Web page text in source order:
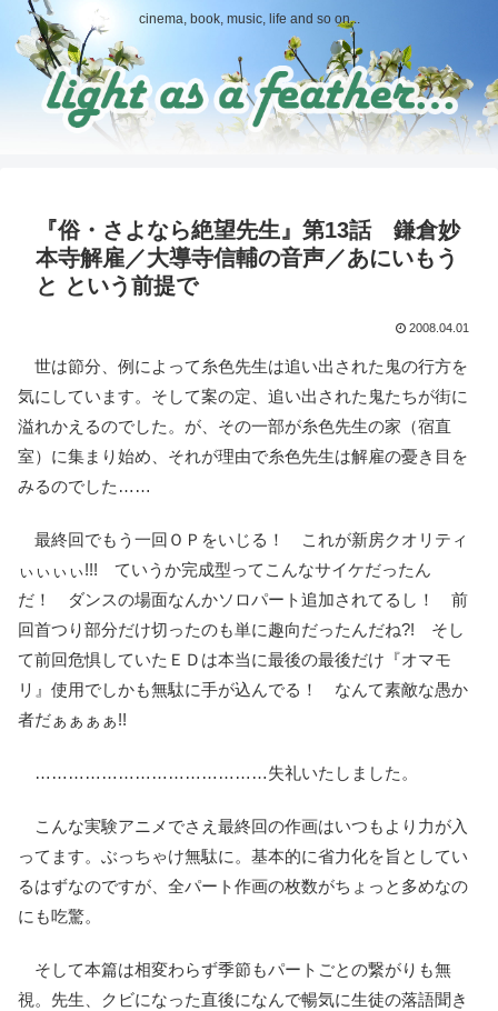
cinema, book, music, life and so on...
『俗・さよなら絶望先生』第13話 鎌倉妙
本寺解雇／大導寺信輔の音声／あにいもう
と という前提で
2008.04.01
世は節分、例によって糸色先生は追い出された鬼の行方を
気にしています。そして案の定、追い出された鬼たちが街に
溢れかえるのでした。が、その一部が糸色先生の家（宿直
室）に集まり始め、それが理由で糸色先生は解雇の憂き目を
みるのでした……
最終回でもう一回ＯＰをいじる！ これが新房クオリティ
ぃぃぃぃ!!! ていうか完成型ってこんなサイケだったん
だ！ ダンスの場面なんかソロパート追加されてるし！ 前
回首つり部分だけ切ったのも単に趣向だったんだね?! そし
て前回危惧していたＥＤは本当に最後の最後だけ『オマモ
リ』使用でしかも無駄に手が込んでる！ なんて素敵な愚か
者だぁぁぁぁ!!
……………………………………失礼いたしました。
こんな実験アニメでさえ最終回の作画はいつもより力が入
ってます。ぶっちゃけ無駄に。基本的に省力化を旨としてい
るはずなのですが、全パート作画の枚数がちょっと多めなの
にも吃驚。
そして本篇は相変わらず季節もパートごとの繋がりも無
視。先生、クビになった直後になんで暢気に生徒の落語聞き